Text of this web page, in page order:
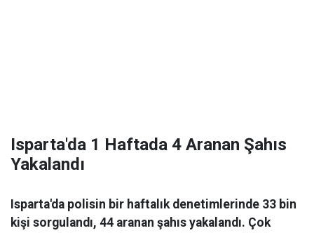
Isparta'da 1 Haftada 4 Aranan Şahıs
Yakalandı
Isparta'da polisin bir haftalık denetimlerinde 33 bin
kişi sorgulandı, 44 aranan şahıs yakalandı. Çok